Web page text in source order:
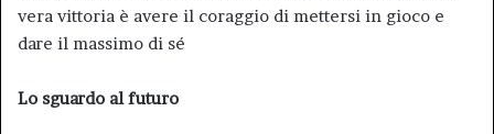
vera vittoria è avere il coraggio di mettersi in gioco e
dare il massimo di sé
Lo sguardo al futuro